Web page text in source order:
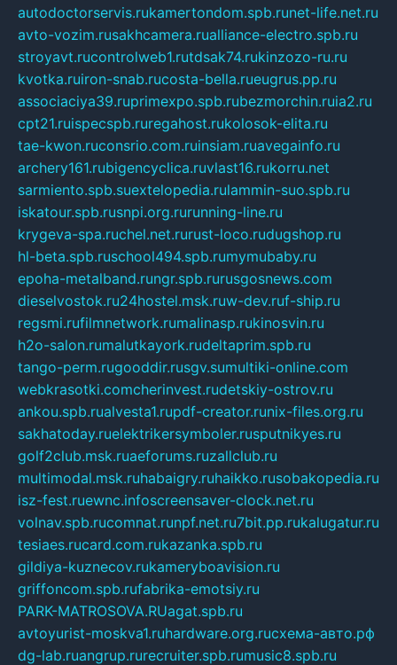
autodoctorservis.rukamertondom.spb.runet-life.net.ru
avto-vozim.rusakhcamera.rualliance-electro.spb.ru
stroyavt.rucontrolweb1.rutdsak74.rukinzozo-ru.ru
kvotka.ruiron-snab.rucosta-bella.rueugrus.pp.ru
associaciya39.ruprimexpo.spb.rubezmorchin.ruia2.ru
cpt21.ruispecspb.ruregahost.rukolosok-elita.ru
tae-kwon.ruconsrio.com.ruinsiam.ruavegainfo.ru
archery161.rubigencyclica.ruvlast16.rukorru.net
sarmiento.spb.suextelopedia.rulammin-suo.spb.ru
iskatour.spb.rusnpi.org.rurunning-line.ru
krygeva-spa.ruchel.net.rurust-loco.rudugshop.ru
hl-beta.spb.ruschool494.spb.rumymubaby.ru
epoha-metalband.rungr.spb.rurusgosnews.com
dieselvostok.ru24hostel.msk.ruw-dev.ruf-ship.ru
regsmi.rufilmnetwork.rumalinasp.rukinosvin.ru
h2o-salon.rumalutkayork.rudeltaprim.spb.ru
tango-perm.rugooddir.rusgv.sumultiki-online.com
webkrasotki.comcherinvest.rudetskiy-ostrov.ru
ankou.spb.rualvesta1.rupdf-creator.runix-files.org.ru
sakhatoday.ruelektrikersymboler.rusputnikyes.ru
golf2club.msk.ruaeforums.ruzallclub.ru
multimodal.msk.ruhabaigry.ruhaikko.rusobakopedia.ru
isz-fest.ruewnc.infoscreensaver-clock.net.ru
volnav.spb.rucomnat.runpf.net.ru7bit.pp.rukalugatur.ru
tesiaes.rucard.com.rukazanka.spb.ru
gildiya-kuznecov.rukameryboavision.ru
griffoncom.spb.rufabrika-emotsiy.ru
PARK-MATROSOVA.RUagat.spb.ru
avtoyurist-moskva1.ruhardware.org.ruсхема-авто.рф
dg-lab.ruangrup.rurecruiter.spb.rumusic8.spb.ru